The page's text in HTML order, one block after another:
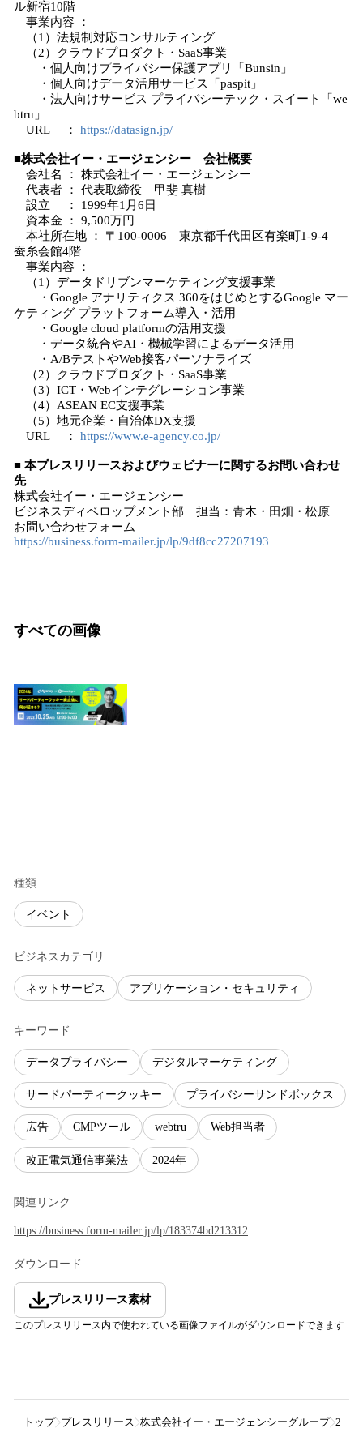
ル新宿10階
事業内容 ：
（1）法規制対応コンサルティング
（2）クラウドプロダクト・SaaS事業
・個人向けプライバシー保護アプリ「Bunsin」
・個人向けデータ活用サービス「paspit」
・法人向けサービス プライバシーテック・スイート「we
btru」
URL ： https://datasign.jp/
■株式会社イー・エージェンシー 会社概要
会社名 ： 株式会社イー・エージェンシー
代表者 ： 代表取締役 甲斐 真樹
設立 ： 1999年1月6日
資本金 ： 9,500万円
本社所在地 ： 〒100-0006 東京都千代田区有楽町1-9-4
蚕糸会館4階
事業内容 ：
（1）データドリブンマーケティング支援事業
・Google アナリティクス 360をはじめとするGoogle マー
ケティング プラットフォーム導入・活用
・Google cloud platformの活用支援
・データ統合やAI・機械学習によるデータ活用
・A/BテストやWeb接客パーソナライズ
（2）クラウドプロダクト・SaaS事業
（3）ICT・Webインテグレーション事業
（4）ASEAN EC支援事業
（5）地元企業・自治体DX支援
URL ： https://www.e-agency.co.jp/
■ 本プレスリリースおよびウェビナーに関するお問い合わせ
先
株式会社イー・エージェンシー
ビジネスディベロップメント部 担当：青木・田畑・松原
お問い合わせフォーム
https://business.form-mailer.jp/lp/9df8cc27207193
すべての画像
種類
イベント
ビジネスカテゴリ
ネットサービス アプリケーション・セキュリティ
キーワード
データプライバシー デジタルマーケティング
サードパーティークッキー プライバシーサンドボックス
広告 CMPツール webtru Web担当者
改正電気通信事業法 2024年
関連リンク
https://business.form-mailer.jp/lp/183374bd213312
ダウンロード
プレスリリース素材
このプレスリリース内で使われている画像ファイルがダウンロードできます
トップ プレスリリース 株式会社イー・エージェンシーグループ 2024